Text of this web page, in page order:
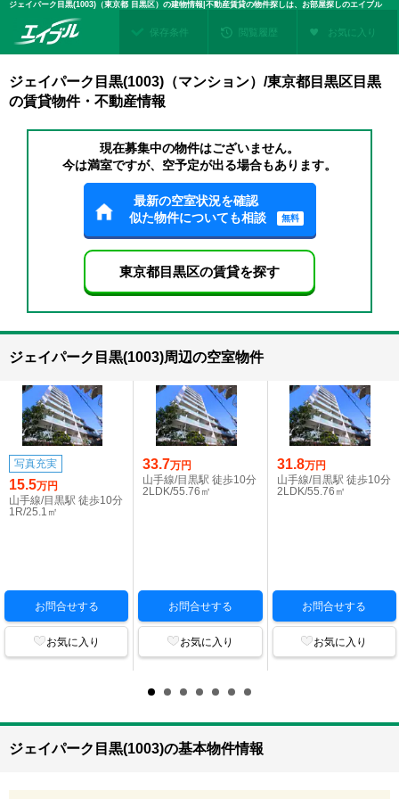
ジェイパーク目黒(1003)（東京都 目黒区）の建物情報|不動産賃貸の物件探しは、お部屋探しのエイブル
保存条件 閲覧履歴 お気に入り
ジェイパーク目黒(1003)（マンション）/東京都目黒区目黒
の賃貸物件・不動産情報
現在募集中の物件はございません。
今は満室ですが、空予定が出る場合もあります。
最新の空室状況を確認
似た物件についても相談
無料
東京都目黒区の賃貸を探す
ジェイパーク目黒(1003)周辺の空室物件
写真充実
15.5万円
山手線/目黒駅 徒歩10分
1R/25.1㎡
お問合せする
お気に入り
33.7万円
山手線/目黒駅 徒歩10分
2LDK/55.76㎡
お問合せする
お気に入り
31.8万円
山手線/目黒駅 徒歩10分
2LDK/55.76㎡
お問合せする
お気に入り
ジェイパーク目黒(1003)の基本物件情報